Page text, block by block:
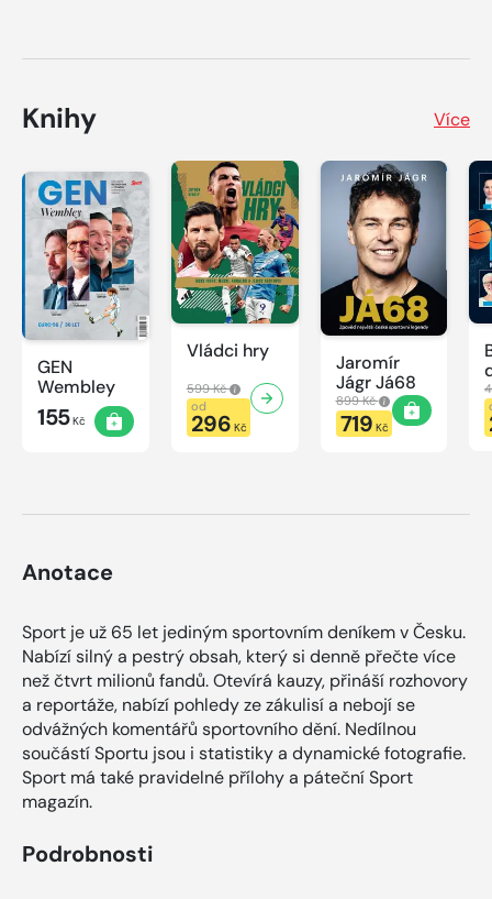
Knihy Více
GEN
Wembley
155Kč
Vládci hry
599 Kč
od
296 Kč
Jaromír
Jágr Já68
899 Kč
719 Kč
Anotace
Sport je už 65 let jediným sportovním deníkem v Česku.
Nabízí silný a pestrý obsah, který si denně přečte více
než čtvrt milionů fandů. Otevírá kauzy, přináší rozhovory
a reportáže, nabízí pohledy ze zákulisí a nebojí se
odvážných komentářů sportovního dění. Nedílnou
součástí Sportu jsou i statistiky a dynamické fotografie.
Sport má také pravidelné přílohy a páteční Sport
magazín.
Podrobnosti